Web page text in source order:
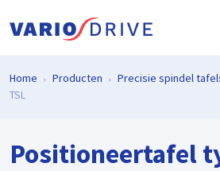
Home Producten Precisie spindel
TSL
Positioneertafel